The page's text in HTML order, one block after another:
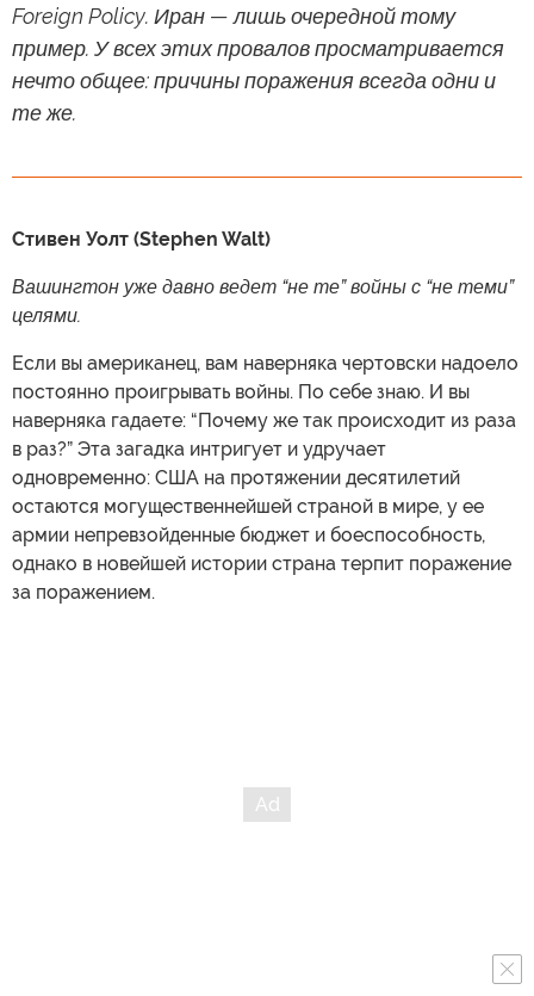
Foreign Policy. Иран — лишь очередной тому
пример. У всех этих провалов просматривается
нечто общее: причины поражения всегда одни и
те же.
Стивен Уолт (Stephen Walt)
Вашингтон уже давно ведет “не те” войны с “не теми”
целями.
Если вы американец, вам наверняка чертовски надоело
постоянно проигрывать войны. По себе знаю. И вы
наверняка гадаете: “Почему же так происходит из раза
в раз?” Эта загадка интригует и удручает
одновременно: США на протяжении десятилетий
остаются могущественнейшей страной в мире, у ее
армии непревзойденные бюджет и боеспособность,
однако в новейшей истории страна терпит поражение
за поражением.